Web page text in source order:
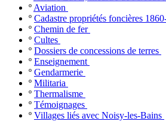
º Aviation
º Cadastre propriétés foncières
º Chemin de fer
º Cultes
º Dossiers de concessions de terres
º Enseignement
º Gendarmerie
º Militaria
º Thermalisme
º Témoignages
º Villages liés avec Noisy-les-Bains